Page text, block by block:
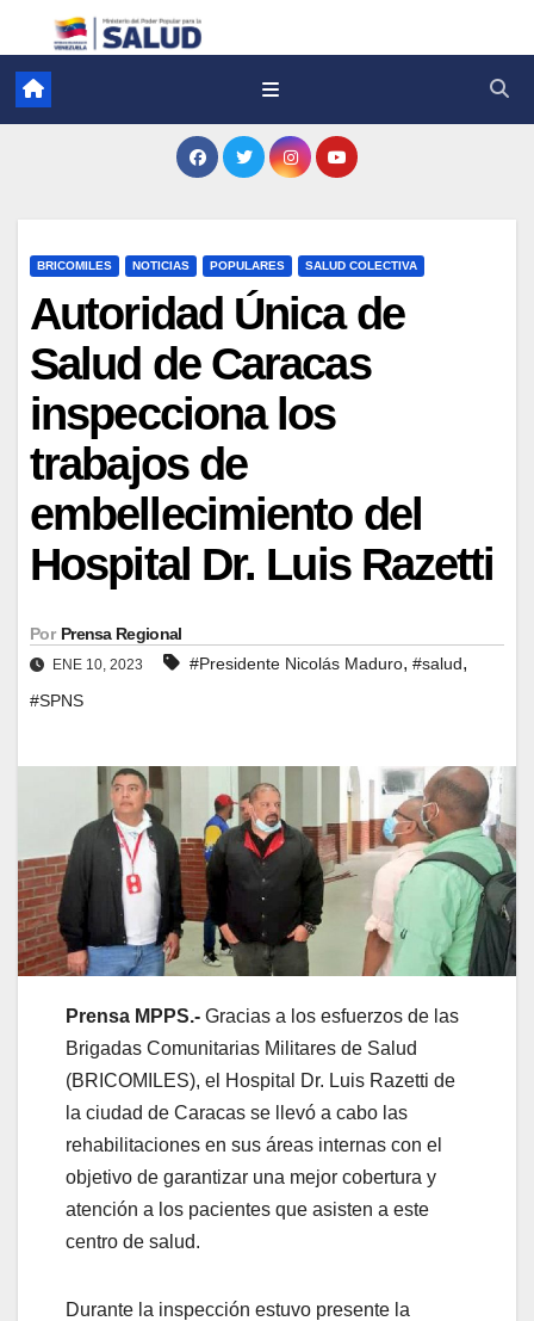
BRICOMILES NOTICIAS POPULARES SALUD COLECTIVA
Autoridad Única de
Salud de Caracas
inspecciona los
trabajos de
embellecimiento del
Hospital Dr. Luis Razetti
Por Prensa Regional
ENE 10, 2023 #Presidente Nicolás Maduro, #salud,
#SPNS
Prensa MPPS.- Gracias a los esfuerzos de las
Brigadas Comunitarias Militares de Salud
(BRICOMILES), el Hospital Dr. Luis Razetti de
la ciudad de Caracas se llevó a cabo las
rehabilitaciones en sus áreas internas con el
objetivo de garantizar una mejor cobertura y
atención a los pacientes que asisten a este
centro de salud.
Durante la inspección estuvo presente la